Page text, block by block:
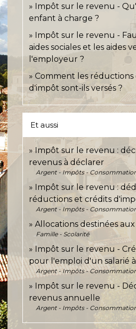
Impôt sur le revenu -
enfant à charge ?
Impôt sur le revenu -
aides sociales et les aides
l'employeur ?
Comment les réductions
d'impôt sont-ils versés ?
Et aussi
Impôt sur le revenu :
revenus à déclarer
Argent - Impôts -
Impôt sur le revenu :
réductions et crédits
Argent - Impôts -
Allocations destinées
Famille - Scolarité
Impôt sur le revenu -
pour l'emploi d'un salarié
Argent - Impôts -
Impôt sur le revenu -
revenus annuelle
Argent - Impôts -